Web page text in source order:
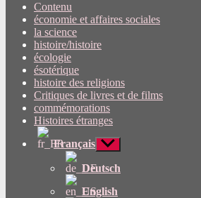
Contenu
économie et affaires sociales
la science
histoire/histoire
écologie
ésotérique
histoire des religions
Critiques de livres et de films
commémorations
Histoires étranges
Français Afficher
le
sous-
menu
Deutsch
English